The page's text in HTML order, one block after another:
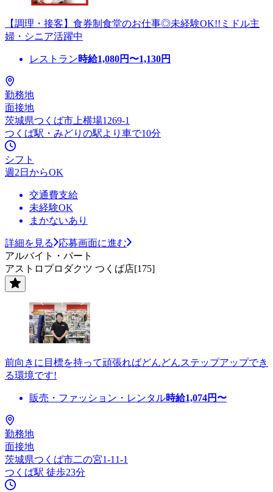
【調理・接客】食券制食堂のお仕事◎未経験OK!!ミドル主
婦・シニア活躍中
レストラン時給1,080円〜1,130円
勤務地
面接地
茨城県つくば市上横場1269-1
つくば駅・みどりの駅より車で10分
シフト
週2日からOK
交通費支給
未経験OK
まかないあり
詳細を見る
応募画面に進む
アルバイト・パート
アストロプロダクツ つくば店[175]
前向きに目標を持って頑張ればどんどんステップアップでき
る環境です!
販売・ファッション・レンタル時給1,074円〜
勤務地
面接地
茨城県つくば市二の宮1-11-1
つくば駅 徒歩23分